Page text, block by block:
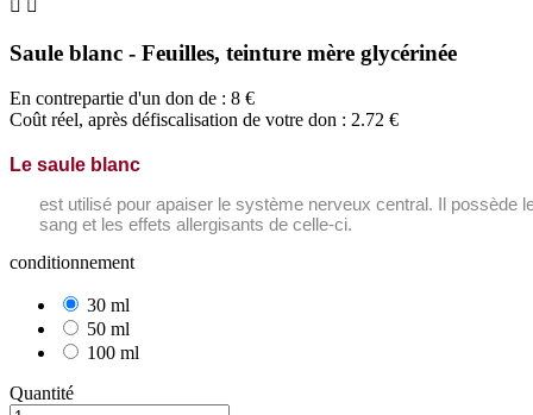
 
Saule blanc - Feuilles, teinture mère glycérinée
En contrepartie d'un don de : 8 €
Coût réel, après défiscalisation de votre don : 2.72 €
Le saule blanc
est utilisé pour apaiser le système nerveux central. Il possède
sang et les effets allergisants de celle-ci.
conditionnement
30 ml
50 ml
100 ml
Quantité